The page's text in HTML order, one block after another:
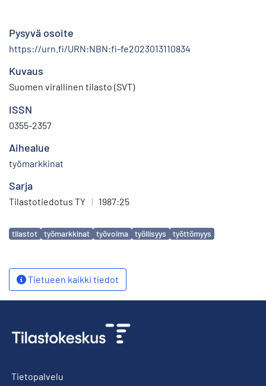
Pysyvä osoite
https://urn.fi/URN:NBN:fi-fe2023013110834
Kuvaus
Suomen virallinen tilasto (SVT)
ISSN
0355-2357
Aihealue
työmarkkinat
Sarja
Tilastotiedotus TY | 1987:25
Avainsanat
tilastot työmarkkinat työvoima työllisyys työttömyys
Tietueen kaikki tiedot
Tietopalvelu